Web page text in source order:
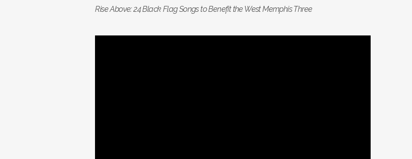
Rise Above: 24 Black Flag Songs to Benefit the West Memphis Three